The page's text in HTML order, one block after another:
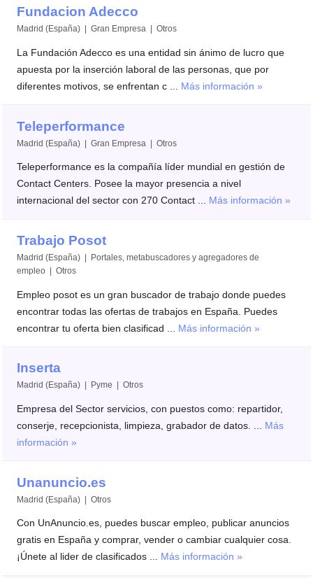
Fundacion Adecco
Madrid (España) | Gran Empresa | Otros
La Fundación Adecco es una entidad sin ánimo de lucro que
apuesta por la inserción laboral de las personas, que por
diferentes motivos, se enfrentan c ... Más información »
Teleperformance
Madrid (España) | Gran Empresa | Otros
Teleperformance es la compañía líder mundial en gestión de
Contact Centers. Posee la mayor presencia a nivel
internacional del sector con 270 Contact ... Más información »
Trabajo Posot
Madrid (España) | Portales, metabuscadores y agregadores de
empleo | Otros
Empleo posot es un gran buscador de trabajo donde puedes
encontrar todas las ofertas de trabajos en España. Puedes
encontrar tu oferta bien clasificad ... Más información »
Inserta
Madrid (España) | Pyme | Otros
Empresa del Sector servicios, con puestos como: repartidor,
conserje, recepcionista, limpieza, grabador de datos. ... Más
información »
Unanuncio.es
Madrid (España) | Otros
Con UnAnuncio.es, puedes buscar empleo, publicar anuncios
gratis en España y comprar, vender o cambiar cualquier cosa.
¡Únete al lider de clasificados ... Más información »